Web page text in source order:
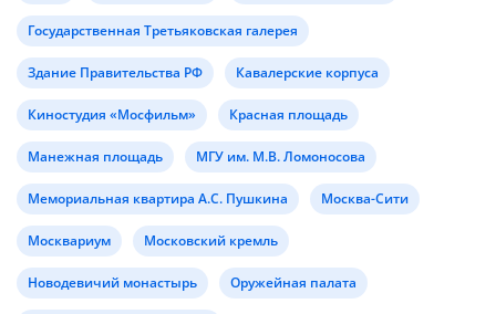
Государственная Третьяковская галерея
Здание Правительства РФ Кавалерские корпуса
Киностудия «Мосфильм» Красная площадь
Манежная площадь МГУ им. М.В. Ломоносова
Мемориальная квартира А.С. Пушкина Москва-Сити
Москвариум Московский кремль
Новодевичий монастырь Оружейная палата